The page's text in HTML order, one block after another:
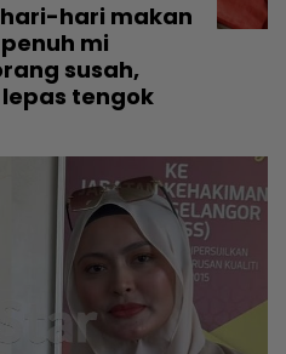
hari-hari makan
mi
susah,
tengok